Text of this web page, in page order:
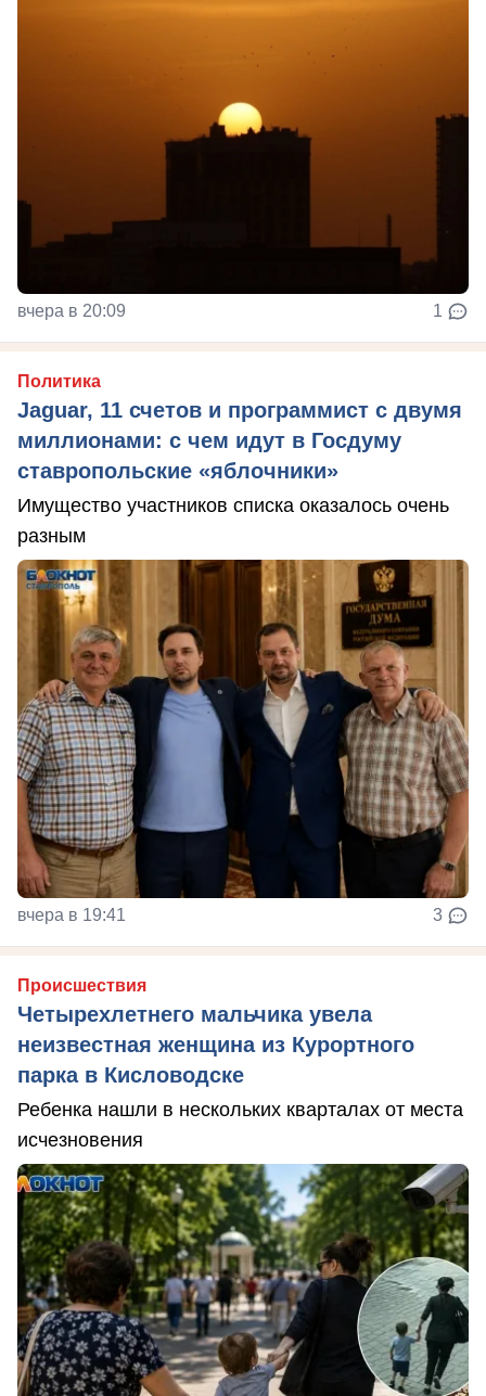
вчера в 20:09 1
Политика
Jaguar, 11 счетов и программист с двумя
миллионами: с чем идут в Госдуму
ставропольские «яблочники»
Имущество участников списка оказалось очень
разным
вчера в 19:41 3
Происшествия
Четырехлетнего мальчика увела
неизвестная женщина из Курортного
парка в Кисловодске
Ребенка нашли в нескольких кварталах от места
исчезновения